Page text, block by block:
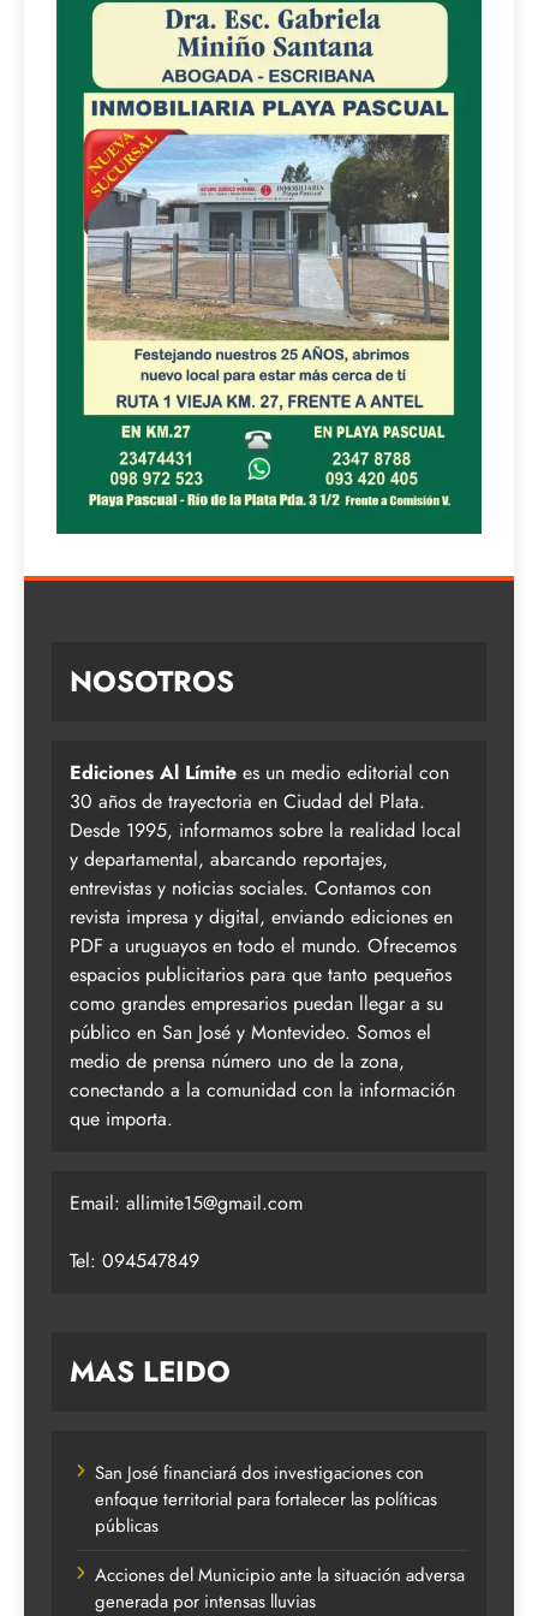
NOSOTROS
Ediciones Al Límite es un medio editorial con
30 años de trayectoria en Ciudad del Plata.
Desde 1995, informamos sobre la realidad local
y departamental, abarcando reportajes,
entrevistas y noticias sociales. Contamos con
revista impresa y digital, enviando ediciones en
PDF a uruguayos en todo el mundo. Ofrecemos
espacios publicitarios para que tanto pequeños
como grandes empresarios puedan llegar a su
público en San José y Montevideo. Somos el
medio de prensa número uno de la zona,
conectando a la comunidad con la información
que importa.
Email: allimite15@gmail.com
Tel: 094547849
MAS LEIDO
San José financiará dos investigaciones con
enfoque territorial para fortalecer las políticas
públicas
Acciones del Municipio ante la situación adversa
generada por intensas lluvias